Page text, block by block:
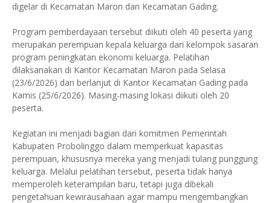
digelar di Kecamatan Maron dan Kecamatan Gading.
Program pemberdayaan tersebut diikuti oleh 40 peserta yang
merupakan perempuan kepala keluarga dari kelompok sasaran
program peningkatan ekonomi keluarga. Pelatihan
dilaksanakan di Kantor Kecamatan Maron pada Selasa
(23/6/2026) dan berlanjut di Kantor Kecamatan Gading pada
Kamis (25/6/2026). Masing-masing lokasi diikuti oleh 20
peserta.
Kegiatan ini menjadi bagian dari komitmen Pemerintah
Kabupaten Probolinggo dalam memperkuat kapasitas
perempuan, khususnya mereka yang menjadi tulang punggung
keluarga. Melalui pelatihan tersebut, peserta tidak hanya
memperoleh keterampilan baru, tetapi juga dibekali
pengetahuan kewirausahaan agar mampu mengembangkan